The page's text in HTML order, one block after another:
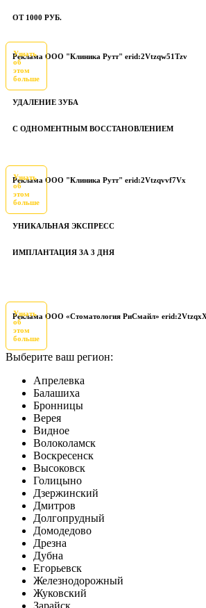
ОТ 1000 РУБ.
Реклама ООО "Клиника Рутт" erid:2Vtzqw51Tzv
Узнать
об
этом
больше
УДАЛЕНИЕ ЗУБА
С ОДНОМЕНТНЫМ ВОССТАНОВЛЕНИЕМ
Реклама ООО "Клиника Рутт" erid:2Vtzqvvf7Vx
Узнать
об
этом
больше
УНИКАЛЬНАЯ ЭКСПРЕСС
ИМПЛАНТАЦИЯ ЗА 3 ДНЯ
Реклама ООО «Стоматология РиСмайл»
Узнать
об
этом
больше
Выберите ваш регион:
Апрелевка
Балашиха
Бронницы
Верея
Видное
Волоколамск
Воскресенск
Высоковск
Голицыно
Дзержинский
Дмитров
Долгопрудный
Домодедово
Дрезна
Дубна
Егорьевск
Железнодорожный
Жуковский
Зарайск